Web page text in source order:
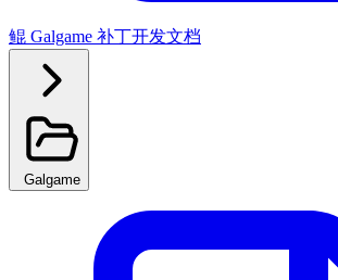
鲲 Galgame 补丁开发文档
Galgame